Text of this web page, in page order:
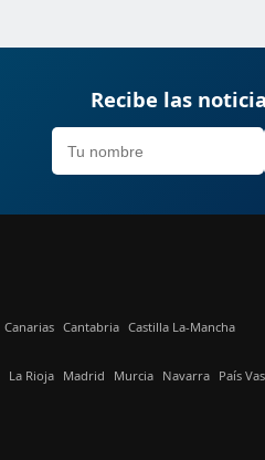
Recibe las
Canarias Cantabria Castilla La-Mancha
La Rioja Madrid Murcia Navarra País